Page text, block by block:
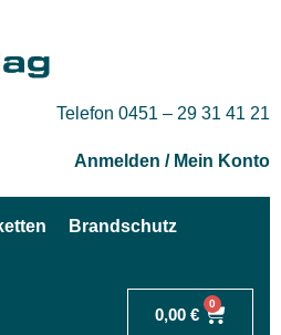
Telefon 0451 – 29 31 41 21
Anmelden / Mein Konto
Brandschutz
0,00 €
0